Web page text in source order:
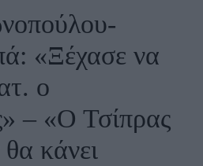
«Ξέχασε να
ο
– «Ο Τσίπρας
κάνει